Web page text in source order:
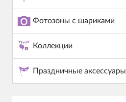
Фотозоны с шариками
Коллекции
Праздничные аксессуары